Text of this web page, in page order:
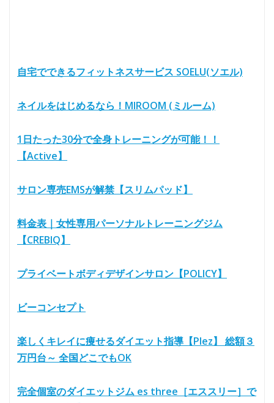
自宅でできるフィットネスサービス SOELU(ソエル)
ネイルをはじめるなら！MIROOM (ミルーム)
1日たった30分で全身トレーニングが可能！！
【Active】
サロン専売EMSが解禁【スリムパッド】
料金表｜女性専用パーソナルトレーニングジム
【CREBIQ】
プライベートボディデザインサロン【POLICY】
ビーコンセプト
楽しくキレイに痩せるダイエット指導【Plez】 総額３
万円台～ 全国どこでもOK
完全個室のダイエットジム es three［エススリー］で